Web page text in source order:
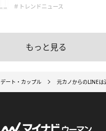
＃トレンドニュース
もっと見る
デート・カップル 元カノからのLINE